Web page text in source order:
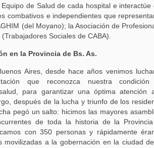
de Salud de cada hospital e interactúe
combativos e independientes que
(del Moyano); la Asociación de
Sociales de CABA).
en la Provincia de Bs. As.
Aires, desde hace años venimos
que reconozca nuestra
para garantizar una óptima atención
después de la lucha y triunfo de los
pegó un salto: hicimos las mayores
de toda la historia de la
con 350 personas y rápidamente
movilizadas a la gobernación en la ciudad